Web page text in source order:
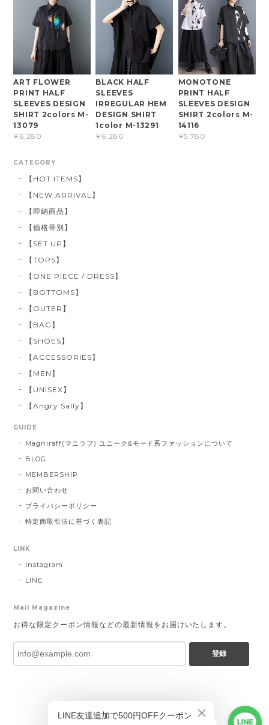
ART FLOWER
PRINT HALF
SLEEVES DESIGN
SHIRT 2colors M-
13079
¥6,280
BLACK HALF
SLEEVES
IRREGULAR HEM
DESIGN SHIRT
1color M-13291
¥6,280
MONOTONE
PRINT HALF
SLEEVES DESIGN
SHIRT 2colors M-
14116
¥5,780
CATEGORY
【HOT ITEMS】
【NEW ARRIVAL】
【即納商品】
【価格帯別】
【SET UP】
【TOPS】
【ONE PIECE / DRESS】
【BOTTOMS】
【OUTER】
【BAG】
【SHOES】
【ACCESSORIES】
【MEN】
【UNISEX】
【Angry Sally】
GUIDE
Magniraff(マニラフ) ユニーク&モード系ファッションについて
BLOG
MEMBERSHIP
お問い合わせ
プライバシーポリシー
特定商取引法に基づく表記
LINK
Instagram
LINE
Mail Magazine
お得な限定クーポン情報などの最新情報をお届けいたします。
登録